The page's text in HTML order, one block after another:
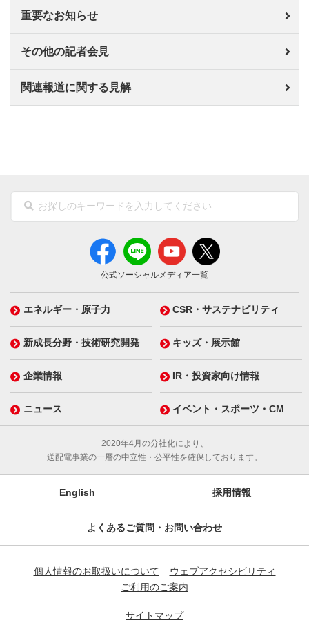
重要なお知らせ
その他の記者会見
関連報道に関する見解
公式ソーシャルメディア一覧
エネルギー・原子力 CSR・サステナビリティ
新成長分野・技術研究開発 キッズ・展示館
企業情報 IR・投資家向け情報
ニュース イベント・スポーツ・CM
2020年4月の分社化により、
送配電事業の一層の中立性・公平性を確保しております。
English 採用情報
よくあるご質問・お問い合わせ
個人情報のお取扱いについて
ウェブアクセシビリティ
ご利用のご案内
サイトマップ